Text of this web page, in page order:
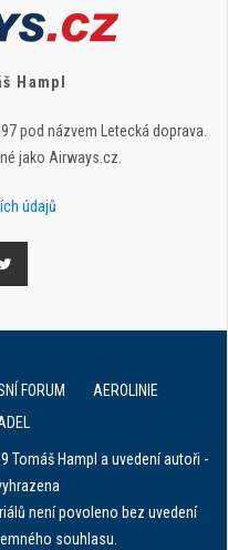
Hampl
pod názvem Letecká doprava.
jako Airways.cz.
údajů
FORUM
AEROLINIE
Tomáš Hampl a uvedení autoři -
není povoleno bez uvedení
souhlasu.